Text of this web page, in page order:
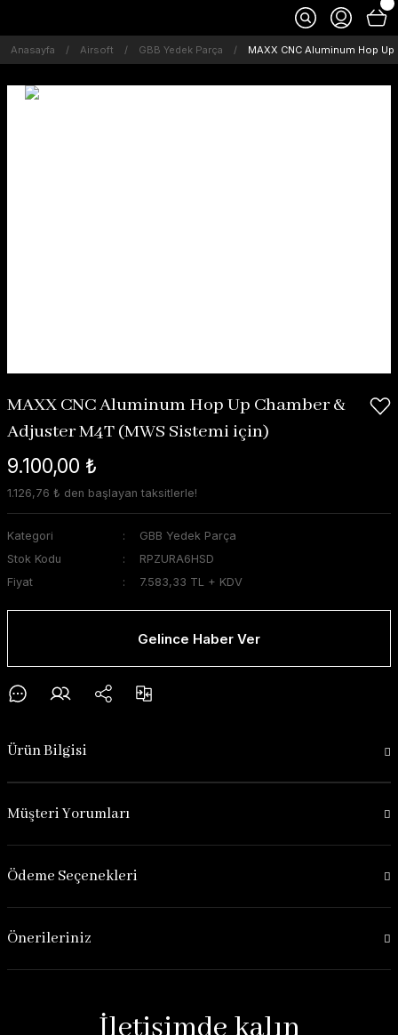
Anasayfa Airsoft GBB Yedek Parça MAXX CNC Aluminum Hop
MAXX CNC Aluminum Hop Up Chamber &
Adjuster M4T (MWS Sistemi için)
9.100,00 ₺
1.126,76 ₺ den başlayan taksitlerle!
Kategori
GBB Yedek Parça
Stok Kodu
RPZURA6HSD
Fiyat
7.583,33 TL + KDV
Gelince Haber Ver
Ürün Bilgisi
Müşteri Yorumları
Ödeme Seçenekleri
Önerileriniz